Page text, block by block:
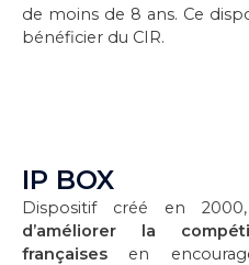
de moins de 8 ans. Ce
bénéficier du CIR.
IP BOX
Dispositif créé en
d’améliorer la
françaises en